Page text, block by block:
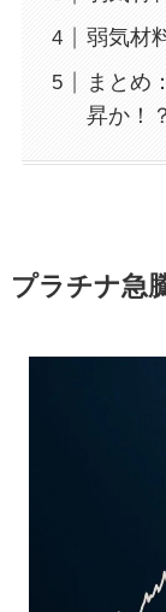
弱気材
まとめ
昇か！？
プラチナ急